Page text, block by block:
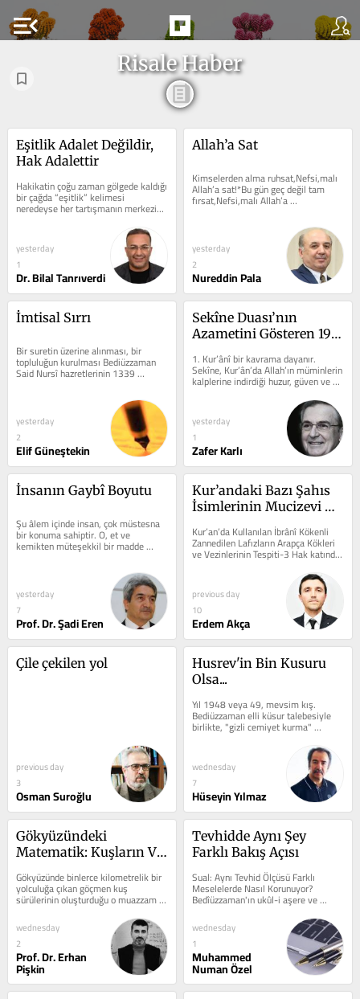
menu_open
Risale Haber
Eşitlik Adalet Değildir,
Hak Adalettir
Hakikatin çoğu zaman gölgede kaldığı
bir çağda “eşitlik” kelimesi
neredeyse her tartışmanın merkezine
yerleşti. Herkese aynı pay,...
yesterday
1
Dr. Bilal Tanrıverdi
Allah’a Sat
Kimselerden alma ruhsat,Nefsi,malı
Allah’a sat!*Bu gün geç değil tam
fırsat,Nefsi,malı Allah’a
sat!*Sonunda çok güzel
yesterday
2
Nureddin Pala
İmtisal Sırrı
Bir suretin üzerine alınması, bir
topluluğun kurulması Bediüzzaman
Said Nursî hazretlerinin 1339
yesterday
2
Elif Güneştekin
Sekîne Duası’nın
Azametini Gösteren 19
1. Kur’ânî bir kavrama dayanır.
Sekîne, Kur’ân’da Allah’ın müminlerin
kalplerine indirdiği huzur, güven ve
itminan anlamında...
yesterday
1
Zafer Karlı
İnsanın Gaybî Boyutu
Şu âlem içinde insan, çok müstesna
bir konuma sahiptir. O, et ve
kemikten müteşekkil bir madde
yığını olmayıp, çok hassas
yesterday
7
Prof. Dr. Şadi Eren
Kur’andaki Bazı Şahıs
İsimlerinin Mucizevi
Kur’an’da Kullanılan İbrânî Kökenli
Zannedilen Lafızların Arapça Kökleri
ve Vezinlerinin Tespiti-3 Hak katında
isimler, müsemmanın...
previous day
10
Erdem Akça
Çile çekilen yol
previous day
3
Osman Suroğlu
Husrev'in Bin Kusuru
Olsa...
Yıl 1948 veya 49, mevsim kış.
Bediüzzaman elli küsur talebesiyle
birlikte, "gizli cemiyet kurma"
isnadıyla tutuklanmış, Afyon...
wednesday
7
Hüseyin Yılmaz
Gökyüzündeki
Matematik: Kuşların V
Gökyüzünde binlerce kilometrelik bir
yolculuğa çıkan göçmen kuş
sürülerinin oluşturduğu o muazzam
"V" dizilimine baktığımızda, ilk...
wednesday
2
Prof. Dr. Erhan
Pişkin
Tevhidde Aynı Şey
Farklı Bakış Açısı
Sual: Aynı Tevhid Ölçüsü Farklı
Meselelerde Nasıl Korunuyor?
Bedîüzzaman'ın ukûl-i aşere ve
erbâbü'l-envâ' meselesine getirdiği...
wednesday
1
Muhammed
Numan Özel